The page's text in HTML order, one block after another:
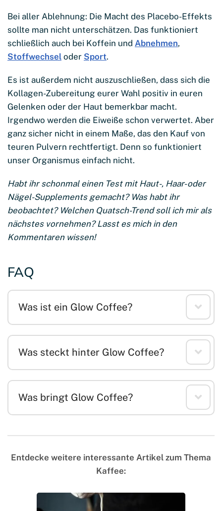
Bei aller Ablehnung: Die Macht des Placebo-Effekts
sollte man nicht unterschätzen. Das funktioniert
schließlich auch bei Koffein und Abnehmen,
Stoffwechsel oder Sport.
Es ist außerdem nicht auszuschließen, dass sich die
Kollagen-Zubereitung eurer Wahl positiv in euren
Gelenken oder der Haut bemerkbar macht.
Irgendwo werden die Eiweiße schon verwertet. Aber
ganz sicher nicht in einem Maße, das den Kauf von
teuren Pulvern rechtfertigt. Denn so funktioniert
unser Organismus einfach nicht.
Habt ihr schonmal einen Test mit Haut-, Haar- oder
Nägel-Supplements gemacht? Was habt ihr
beobachtet? Welchen Quatsch-Trend soll ich mir als
nächstes vornehmen? Lasst es mich in den
Kommentaren wissen!
FAQ
Was ist ein Glow Coffee?
Was steckt hinter Glow Coffee?
Was bringt Glow Coffee?
Entdecke weitere interessante Artikel zum Thema
Kaffee: